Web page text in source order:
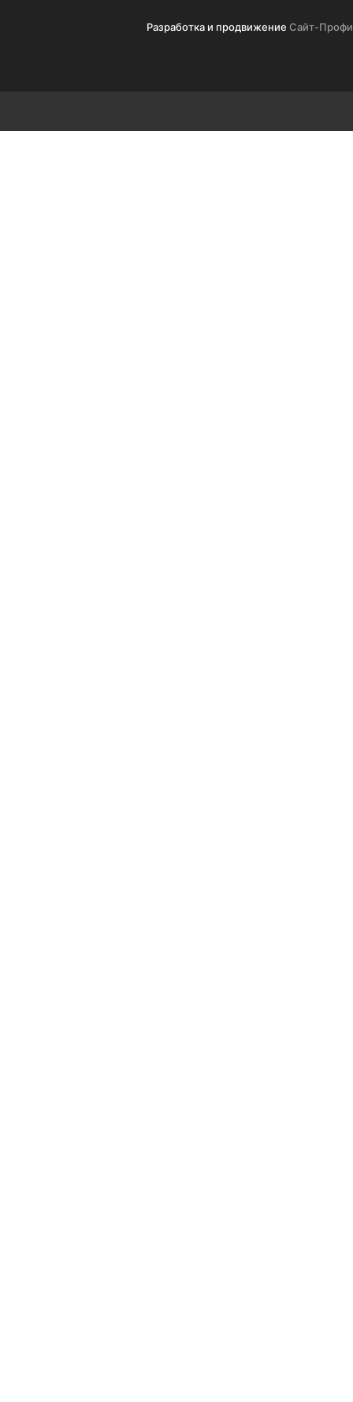
Разработка и продвижение Сайт-Профи